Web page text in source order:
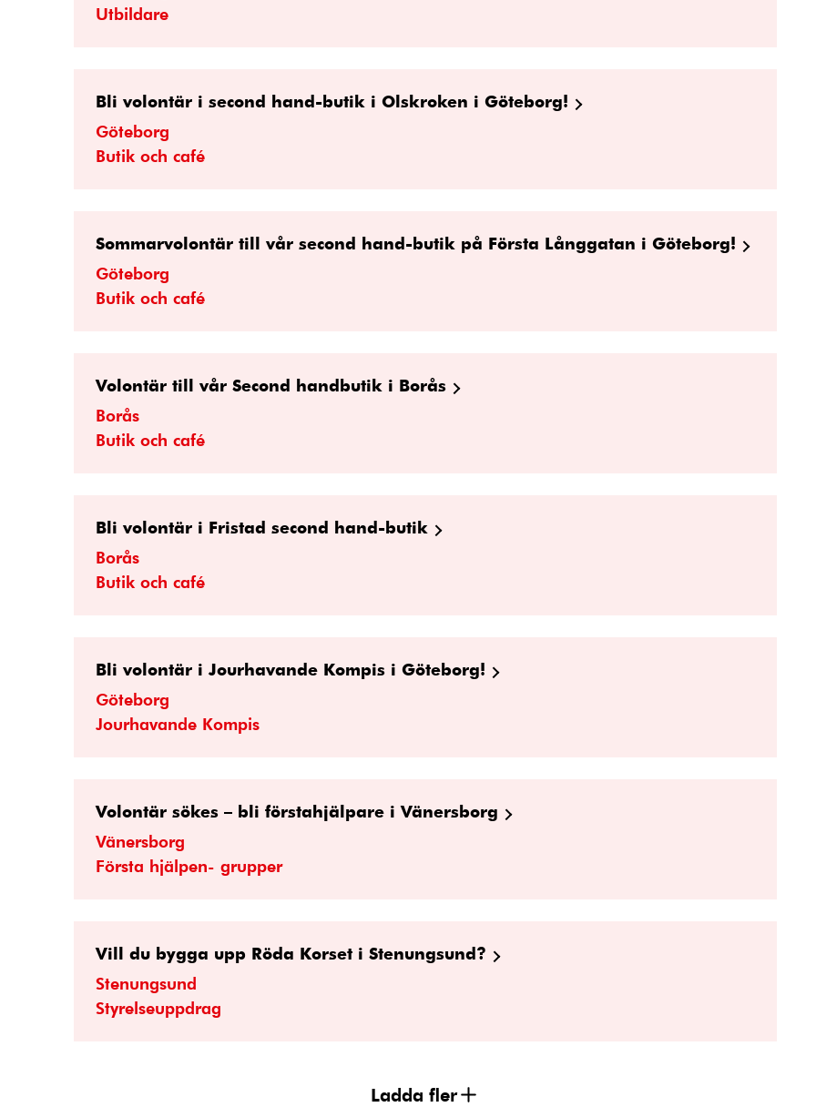
Utbildare
Bli volontär i second hand-butik i Olskroken i Göteborg!
Göteborg
Butik och café
Sommarvolontär till vår second hand-butik på Första Långgatan i Göteborg!
Göteborg
Butik och café
Volontär till vår Second handbutik i Borås
Borås
Butik och café
Bli volontär i Fristad second hand-butik
Borås
Butik och café
Bli volontär i Jourhavande Kompis i Göteborg!
Göteborg
Jourhavande Kompis
Volontär sökes – bli förstahjälpare i Vänersborg
Vänersborg
Första hjälpen- grupper
Vill du bygga upp Röda Korset i Stenungsund?
Stenungsund
Styrelseuppdrag
Ladda fler